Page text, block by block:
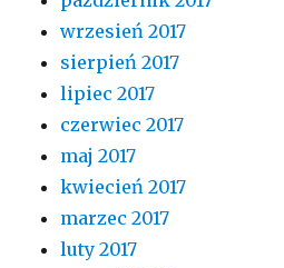
wrzesień 2017
sierpień 2017
lipiec 2017
czerwiec 2017
maj 2017
kwiecień 2017
marzec 2017
luty 2017